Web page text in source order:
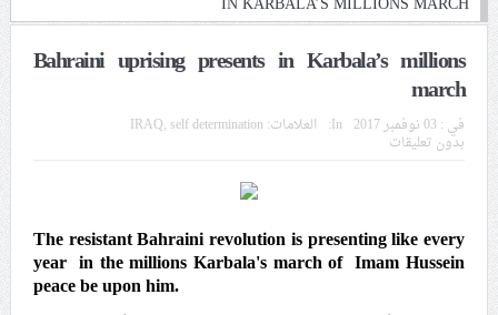
والإهمال الطبي
55 مأتمًا وحسينيّة يعترضون على الإجراءات القمعيّة للنظام
في موسم عاشوراء
ويعتقل العشرات من الشبّان
الموقف الأسبوعيّ: شعب البحرين سيقطع الأيدي التي تنال
من شعائر عاشوراء.. ولن يساوم على هويّته وقيمه في
Bahraini uprising presents in Karbala’s millions
march
في :03 نوفمبر 2017 In: العلامات: IRAQ,self determination
بدون تعليقات
The resistant Bahraini revolution is presenting like every
year  in the millions Karbala's march of  Imam Hussein
peace be upon him.